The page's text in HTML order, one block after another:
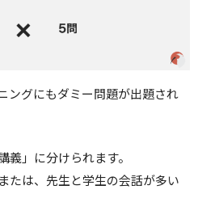
ングにもダミー問題が出題され
」に分けられます。
たは、先生と学生の会話が多い